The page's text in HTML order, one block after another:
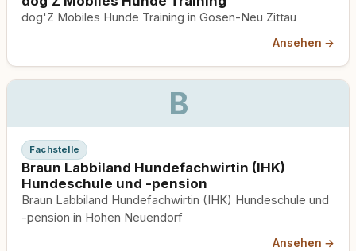
dog'Z Mobiles Hunde Training in Gosen-Neu Zittau
Ansehen →
B
Fachstelle
Braun Labbiland Hundefachwirtin (IHK)
Hundeschule und -pension
Braun Labbiland Hundefachwirtin (IHK) Hundeschule und
-pension in Hohen Neuendorf
Ansehen →